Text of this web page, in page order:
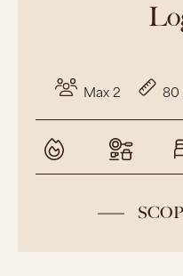
Terrazza privata